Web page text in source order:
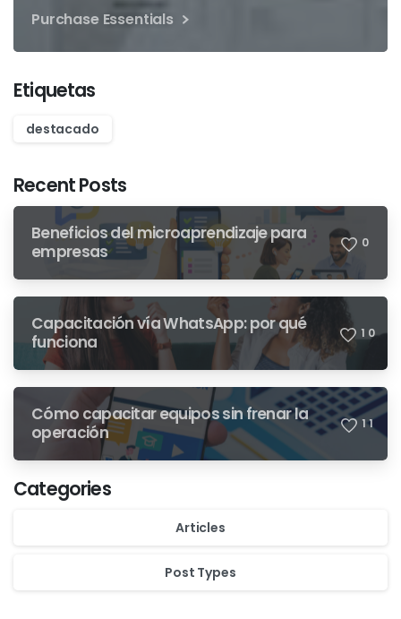
Purchase Essentials
Etiquetas
destacado
Recent Posts
Beneficios del microaprendizaje para
empresas
0
Capacitación vía WhatsApp: por qué
funciona
1 0
Cómo capacitar equipos sin frenar la
operación
1 1
Categories
Articles
Post Types